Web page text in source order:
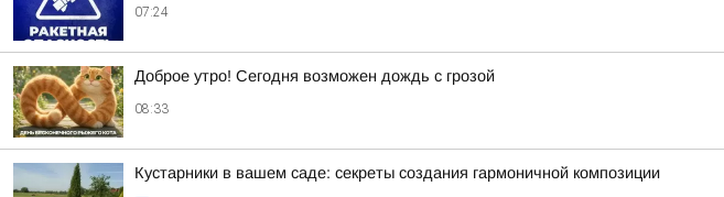
07:24
Доброе утро! Сегодня возможен дождь с грозой
08:33
Кустарники в вашем саде: секреты создания гармоничной композиции